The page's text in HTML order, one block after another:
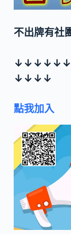
不出牌有社
↓↓↓↓
點我加入